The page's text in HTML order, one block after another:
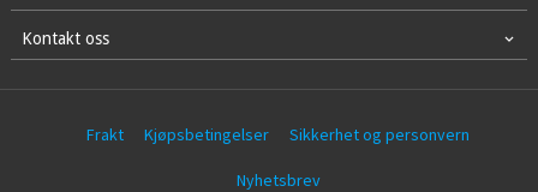
Kontakt oss
Frakt Kjøpsbetingelser Sikkerhet og personvern
Nyhetsbrev